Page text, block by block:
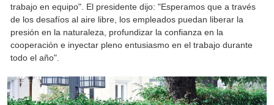
trabajo en equipo". El presidente dijo: "Esperamos que a través
de los desafíos al aire libre, los empleados puedan liberar la
presión en la naturaleza, profundizar la confianza en la
cooperación e inyectar pleno entusiasmo en el trabajo durante
todo el año".